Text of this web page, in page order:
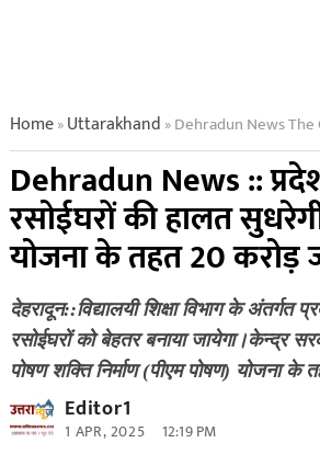
Home»Uttarakhand »Dehradun News The Condition Of The Kitchens Of The Schools
Dehradun News ::
रसोईघरों की हालत
योजना के तहत 20 करोड़
देहरादून::विद्यालयी शिक्षा विभाग के अंतर्गत
रसोईघरों को बेहतर बनाया जायेगा।केन्द्र
पोषण शक्ति निर्माण (पीएम पोषण) योजना के
Editor1
1 APR, 2025 12:19 PM